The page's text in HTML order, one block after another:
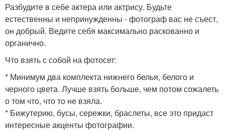
Разбудите в себе актера или актрису. Будьте
естественны и непринужденны - фотограф вас не съест,
он добрый. Ведите себя максимально раскованно и
органично.
Что взять с собой на фотосет:
* Минимум два комплекта нижнего белья, белого и
черного цвета. Лучше взять больше, чем потом сожалеть
о том что, что то не взяла.
* Бижутерию, бусы, сережки, браслеты, все это придаст
интересные акценты фотографии.